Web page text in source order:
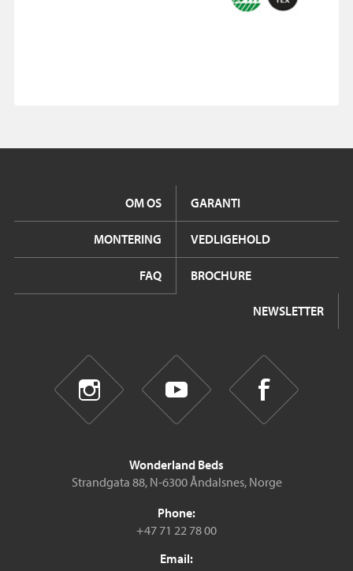
OM OS GARANTI
MONTERING VEDLIGEHOLD
FAQ BROCHURE
NEWSLETTER
Wonderland Beds
Strandgata 88, N-6300 Åndalsnes, Norge
Phone:
+47 71 22 78 00
Email: